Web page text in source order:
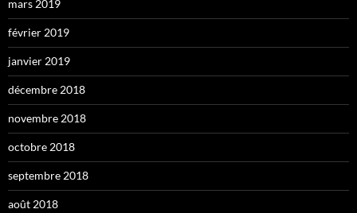
mars 2019
février 2019
janvier 2019
décembre 2018
novembre 2018
octobre 2018
septembre 2018
août 2018